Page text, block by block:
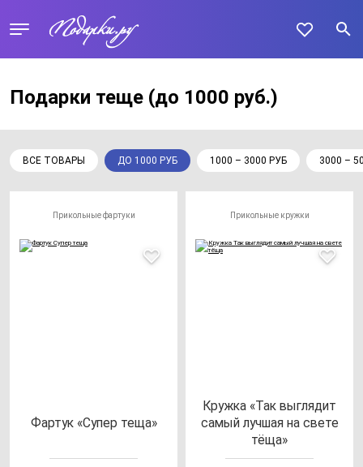
Подарки теще (до 1000 руб.)
ВСЕ ТОВАРЫ ДО 1000 РУБ 1000 – 3000 РУБ 3000 –
Прикольные фартуки
Фар­тук «Супер те­ща»
Прикольные кружки
Круж­ка «Так выг­ля­дит
са­мый луч­шая на све­те
тё­ща»